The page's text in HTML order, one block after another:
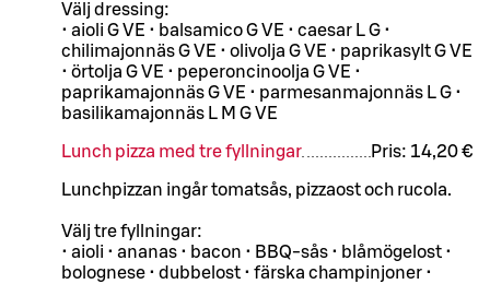
Välj dressing:
• aioli G VE • balsamico G VE • caesar L G •
chilimajonnäs G VE • olivolja G VE • paprikasylt G VE
• örtolja G VE • peperoncinoolja G VE •
paprikamajonnäs G VE • parmesanmajonnäs L G •
basilikamajonnäs L M G VE
Lunch pizza med tre fyllningar Pris: 14,20 €
Lunchpizzan ingår tomatsås, pizzaost och rucola.
Välj tre fyllningar:
• aioli • ananas • bacon • BBQ-sås • blåmögelost •
bolognese • dubbelost • färska champinjoner •